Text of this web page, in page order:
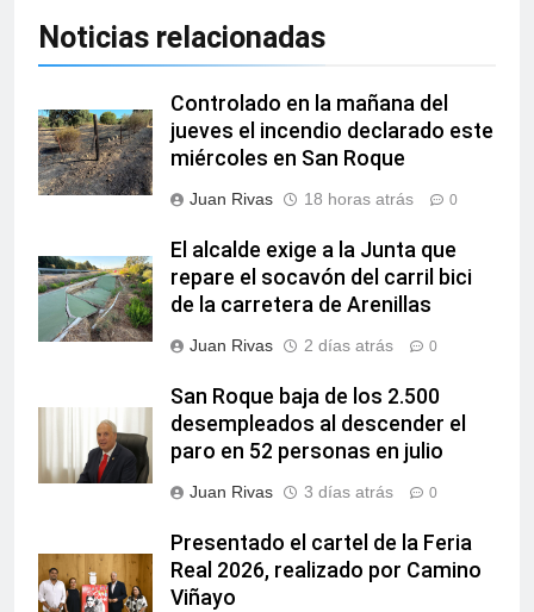
Noticias relacionadas
Controlado en la mañana del
jueves el incendio declarado este
miércoles en San Roque
Juan Rivas 18 horas atrás 0
El alcalde exige a la Junta que
repare el socavón del carril bici
de la carretera de Arenillas
Juan Rivas 2 días atrás 0
San Roque baja de los 2.500
desempleados al descender el
paro en 52 personas en julio
Juan Rivas 3 días atrás 0
Presentado el cartel de la Feria
Real 2026, realizado por Camino
Viñayo